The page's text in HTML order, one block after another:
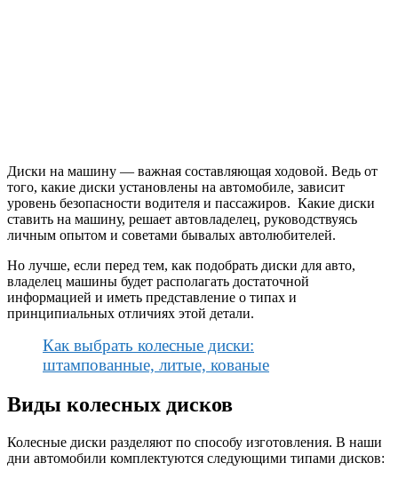
Диски на машину — важная составляющая ходовой. Ведь от
того, какие диски установлены на автомобиле, зависит
уровень безопасности водителя и пассажиров. Какие диски
ставить на машину, решает автовладелец, руководствуясь
личным опытом и советами бывалых автолюбителей.
Но лучше, если перед тем, как подобрать диски для авто,
владелец машины будет располагать достаточной
информацией и иметь представление о типах и
принципиальных отличиях этой детали.
Как выбрать колесные диски:
штампованные, литые, кованые
Виды колесных дисков
Колесные диски разделяют по способу изготовления. В наши
дни автомобили комплектуются следующими типами дисков: